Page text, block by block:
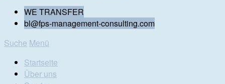
WE TRANSFER
bl@fps-management-consulting.com
Suche Menü
Startseite
Über uns